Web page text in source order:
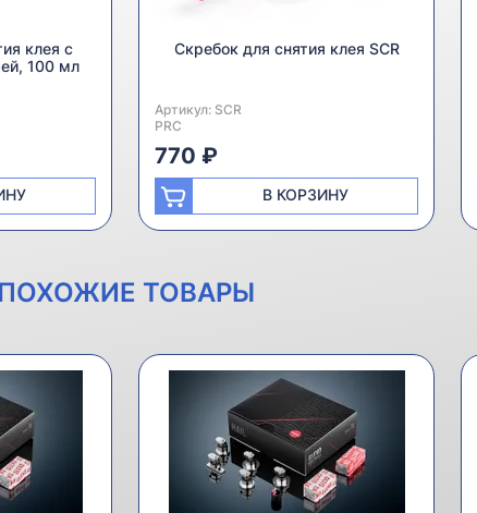
клея с
100 мл
Скребок для снятия клея SCR
Артикул: SCR
Производитель:
PRC
770 ₽
В КОРЗИНУ
ПОХОЖИЕ ТОВАРЫ